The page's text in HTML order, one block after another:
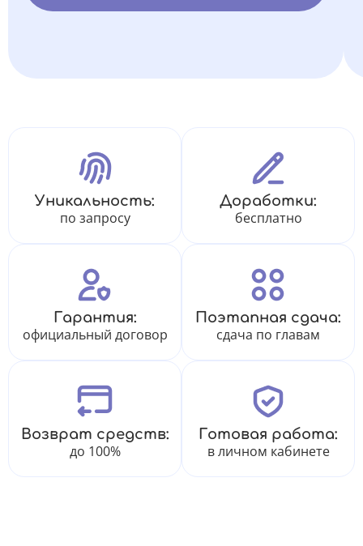
Уникальность:
по запросу
Доработки:
бесплатно
Гарантия:
официальный договор
Поэтапная сдача:
сдача по главам
Возврат средств:
до 100%
Готовая работа:
в личном кабинете